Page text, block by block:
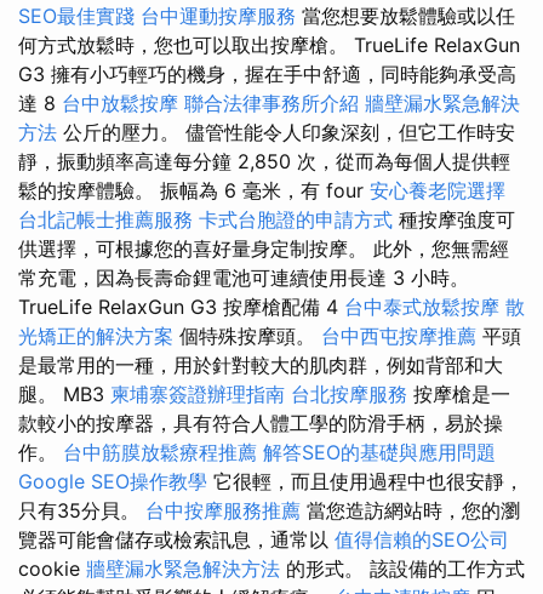
SEO最佳實踐 台中運動按摩服務 當您想要放鬆體驗或以任
何方式放鬆時，您也可以取出按摩槍。 TrueLife RelaxGun
G3 擁有小巧輕巧的機身，握在手中舒適，同時能夠承受高
達 8 台中放鬆按摩 聯合法律事務所介紹 牆壁漏水緊急解決
方法 公斤的壓力。 儘管性能令人印象深刻，但它工作時安
靜，振動頻率高達每分鐘 2,850 次，從而為每個人提供輕
鬆的按摩體驗。 振幅為 6 毫米，有 four 安心養老院選擇
台北記帳士推薦服務 卡式台胞證的申請方式 種按摩強度可
供選擇，可根據您的喜好量身定制按摩。 此外，您無需經
常充電，因為長壽命鋰電池可連續使用長達 ​​3 小時。
TrueLife RelaxGun G3 按摩槍配備 4 台中泰式放鬆按摩 散
光矯正的解決方案 個特殊按摩頭。 台中西屯按摩推薦 平頭
是最常用的一種，用於針對較大的肌肉群，例如背部和大
腿。 MB3 柬埔寨簽證辦理指南 台北按摩服務 按摩槍是一
款較小的按摩器，具有符合人體工學的防滑手柄，易於操
作。 台中筋膜放鬆療程推薦 解答SEO的基礎與應用問題
Google SEO操作教學 它很輕，而且使用過程中也很安靜，
只有35分貝。 台中按摩服務推薦 當您造訪網站時，您的瀏
覽器可能會儲存或檢索訊息，通常以 值得信賴的SEO公司
cookie 牆壁漏水緊急解決方法 的形式。 該設備的工作方式